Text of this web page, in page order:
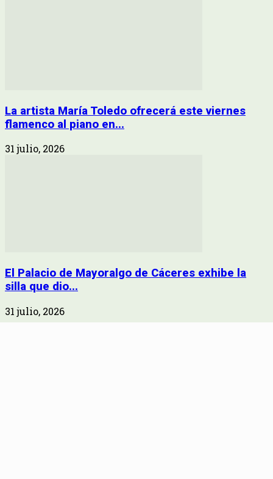
La artista María Toledo ofrecerá este viernes
flamenco al piano en...
31 julio, 2026
El Palacio de Mayoralgo de Cáceres exhibe la
silla que dio...
31 julio, 2026